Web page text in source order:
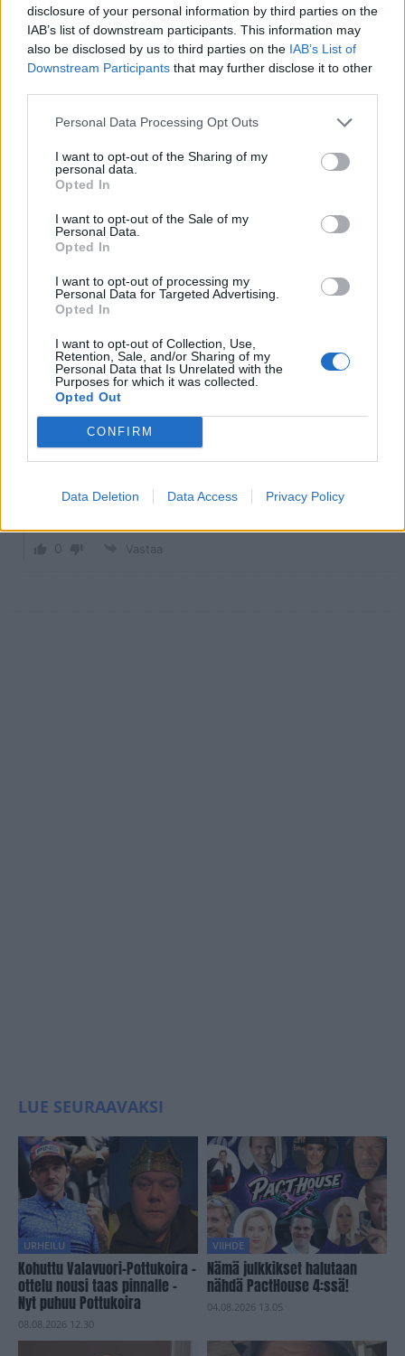
disclosure of your personal information by third parties on the
IAB’s list of downstream participants. This information may
also be disclosed by us to third parties on the IAB’s List of
Downstream Participants that may further disclose it to other
Personal Data Processing Opt Outs
I want to opt-out of the Sharing of my
personal data.
Opted In
I want to opt-out of the Sale of my
Personal Data.
Opted In
I want to opt-out of processing my
Personal Data for Targeted Advertising.
Opted In
I want to opt-out of Collection, Use,
Retention, Sale, and/or Sharing of my
Personal Data that Is Unrelated with the
Purposes for which it was collected.
Opted Out
CONFIRM
Data Deletion Data Access Privacy Policy
KOMMENTTIA
Masa
1 vuosi sitten
165cm rapajuoppo uhoilee. Sitten kun sai vähän ns isä kädestä
oltiin heti itkemässä siitä virkavallalle. Jatkaa vaan dokaamista,
Vastaa
jorkka
heti itkemässä ja soittamassa poliiseille! poju uhoo kunnes
0 Vastaa
LUE SEURAAVAKSI
URHEILU
Kohuttu Valavuori–Pottukoira -
ottelu nousi taas pinnalle –
Nyt puhuu Pottukoira
08.08.2026 12.30
VIIHDE
Nämä julkkikset halutaan
nähdä PactHouse 4:ssä!
04.08.2026 13.05